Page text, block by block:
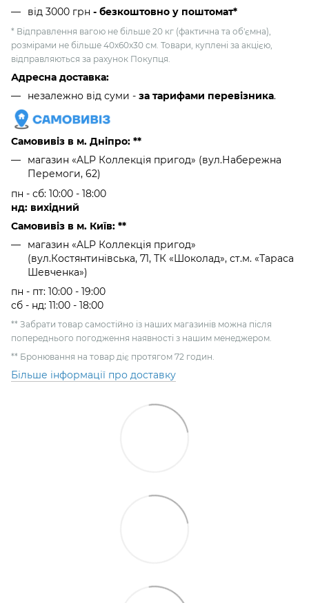
від 3000 грн - безкоштовно у поштомат*
* Відправлення вагою не більше 20 кг (фактична та об'ємна),
розмірами не більше 40х60х30 см. Товари, куплені за акцією,
відправляються за рахунок Покупця.
Адресна доставка:
незалежно від суми - за тарифами перевізника.
Самовивіз в м. Дніпро: **
магазин «ALP Коллекція пригод» (вул.Набережна
Перемоги, 62)
пн - сб: 10:00 - 18:00
нд: вихідний
Самовивіз в м. Київ: **
магазин «ALP Коллекція пригод»
(вул.Костянтинівська, 71, ТК «Шоколад», ст.м. «Тараса
Шевченка»)
пн - пт: 10:00 - 19:00
сб - нд: 11:00 - 18:00
** Забрати товар самостійно із наших магазинів можна після
попереднього погодження наявності з нашим менеджером.
** Бронювання на товар діє протягом 72 годин.
Більше інформації про доставку